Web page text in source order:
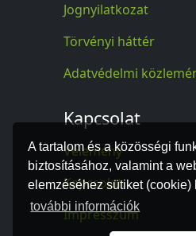
A tartalom és a közösségi
biztosításához, valamint a
elemzéséhez sütiket (cookie)
további információk
Jognyilatkozat
Törvényi háttér
Adatvédelmi
Kapcsolat
Vélemény
Kapcsolat
Impresszum